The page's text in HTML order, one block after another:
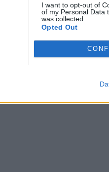
I want to opt-out of
of my Personal Data
was collected.
Opted Out